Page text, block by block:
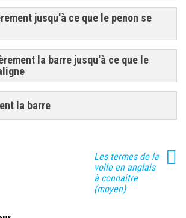
jusqu'à ce que le penon se
la barre jusqu'à ce que le
la barre
Les termes de la
voile en anglais
à connaître
(moyen)